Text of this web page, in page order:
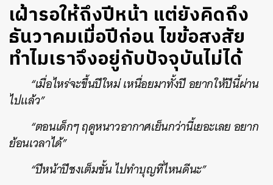
เฝ้ารอให้ถึงปีหน้า แต่ยังคิดถึง
ธันวาคมเมื่อปีก่อน ไขข้อสงสัย
ทำไมเราจึงอยู่กับปัจจุบันไม่ได้
“เมื่อไหร่จะขึ้นปีใหม่ เหนื่อยมาทั้งปี อยากให้ปีนี้ผ่าน
ไปแล้ว”
“ตอนเด็กๆ ฤดูหนาวอากาศเย็นกว่านี้เยอะเลย อยาก
ย้อนเวลาได้”
“ปีหน้าปีชงเต็มขั้น ไปทำบุญที่ไหนดีนะ”